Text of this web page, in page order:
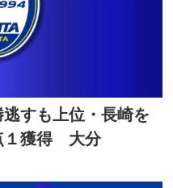
すも上位・長崎を
１獲得 大分